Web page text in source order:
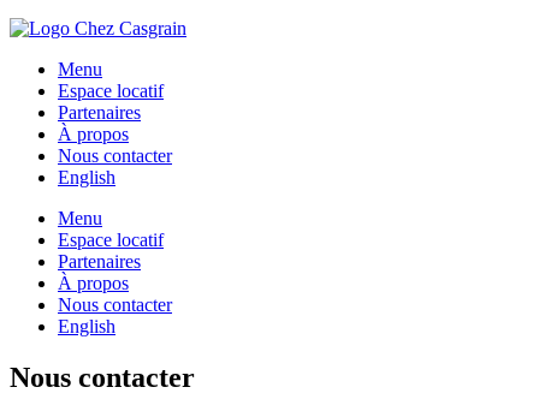
Menu
Espace locatif
Partenaires
À propos
Nous contacter
English
Menu
Espace locatif
Partenaires
À propos
Nous contacter
English
Nous contacter